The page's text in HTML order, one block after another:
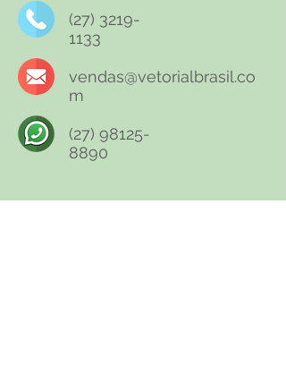
(27) 3219-
1133
vendas@vetorialbrasil.co
m
(27) 98125-
8890